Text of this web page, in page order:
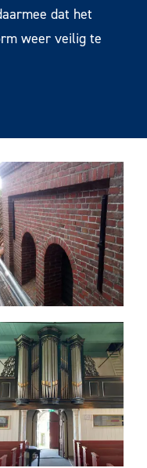
dat het
weer veilig te